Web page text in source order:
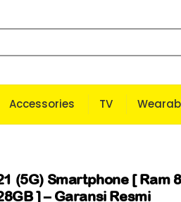
Accessories TV
(5G) Smartphone [ Ram
] – Garansi Resmi